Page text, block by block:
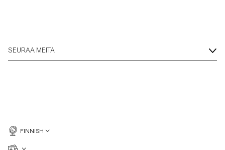
SEURAA MEITÄ
FINNISH